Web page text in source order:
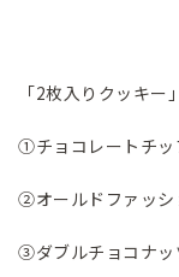
「2枚入りクッキー」
①チョコレートチッ
②オールドファッシ
③ダブルチョコナッ